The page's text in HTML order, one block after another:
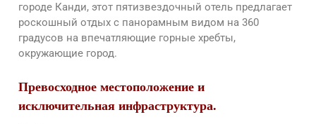
городе Канди, этот пятизвездочный отель предлагает
роскошный отдых с панорамным видом на 360
градусов на впечатляющие горные хребты,
окружающие город.
Превосходное местоположение и
исключительная инфраструктура.